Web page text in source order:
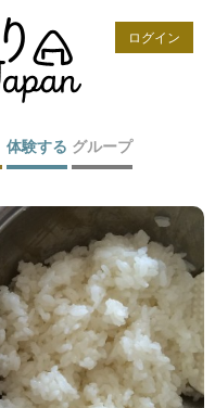
ログイン
体験する グループ